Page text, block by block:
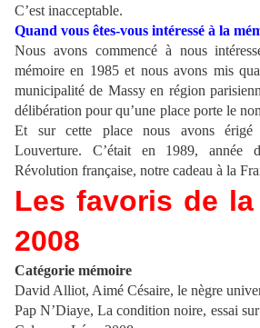
C’est inacceptable.
Quand vous êtes-vous intéressé à la
Nous avons commencé à nous
mémoire en 1985 et nous avons mis
municipalité de Massy en région
délibération pour qu’une place porte le
Et sur cette place nous avons érigé
Louverture. C’était en 1989, année
Révolution française, notre cadeau à la
Les favoris de
2008
Catégorie mémoire
David Alliot, Aimé Césaire, le nègre
Pap N’Diaye, La condition noire, essai